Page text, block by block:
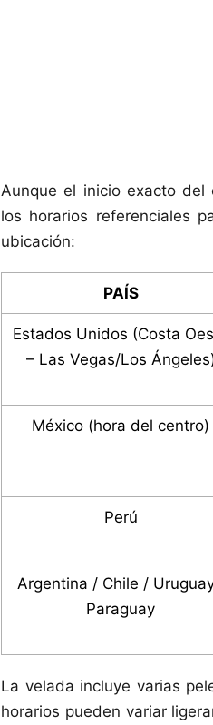
Aunque el inicio exacto del
los horarios referenciales
ubicación:
PAÍS
Estados Unidos (Costa
– Las Vegas/Los
México (hora del centro)
Perú
Argentina / Chile /
Paraguay
La velada incluye varias
horarios pueden variar